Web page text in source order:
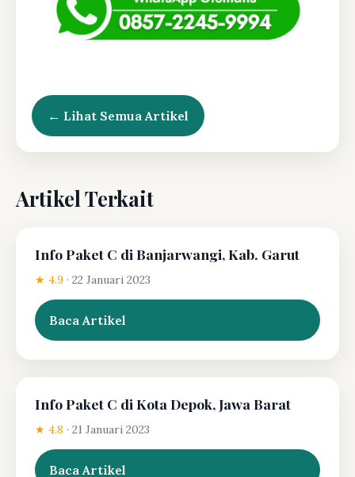
← Lihat Semua Artikel
Artikel Terkait
Info Paket C di Banjarwangi, Kab. Garut
★ 4.9 · 22 Januari 2023
Baca Artikel
Info Paket C di Kota Depok, Jawa Barat
★ 4.8 · 21 Januari 2023
Baca Artikel